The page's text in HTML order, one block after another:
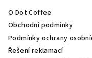
O Dot Coffee
Obchodní podmínky
Podmínky ochrany
Řešení reklamací